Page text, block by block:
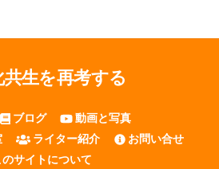
共生を再考する
ブログ
動画と写真
ライター紹介
お問い合せ
サイトについて